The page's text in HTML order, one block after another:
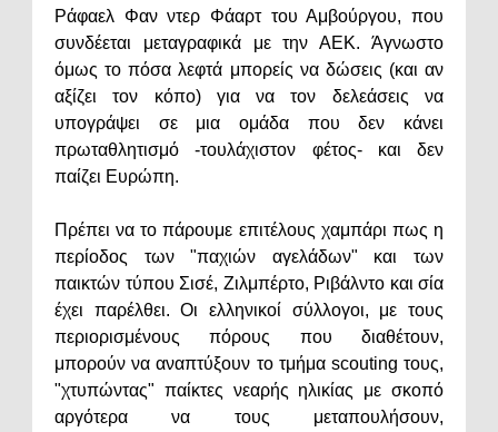
Ράφαελ Φαν ντερ Φάαρτ του Αμβούργου, που
συνδέεται μεταγραφικά με την ΑΕΚ. Άγνωστο
όμως το πόσα λεφτά μπορείς να δώσεις (και αν
αξίζει τον κόπο) για να τον δελεάσεις να
υπογράψει σε μια ομάδα που δεν κάνει
πρωταθλητισμό -τουλάχιστον φέτος- και δεν
παίζει Ευρώπη.
Πρέπει να το πάρουμε επιτέλους χαμπάρι πως η
περίοδος των "παχιών αγελάδων" και των
παικτών τύπου Σισέ, Ζιλμπέρτο, Ριβάλντο και σία
έχει παρέλθει. Οι ελληνικοί σύλλογοι, με τους
περιορισμένους πόρους που διαθέτουν,
μπορούν να αναπτύξουν το τμήμα scouting τους,
"χτυπώντας" παίκτες νεαρής ηλικίας με σκοπό
αργότερα να τους μεταπουλήσουν,